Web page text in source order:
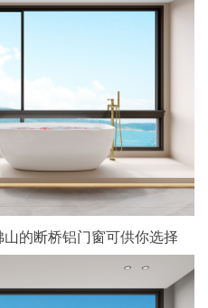
的断桥铝门窗可供你选择